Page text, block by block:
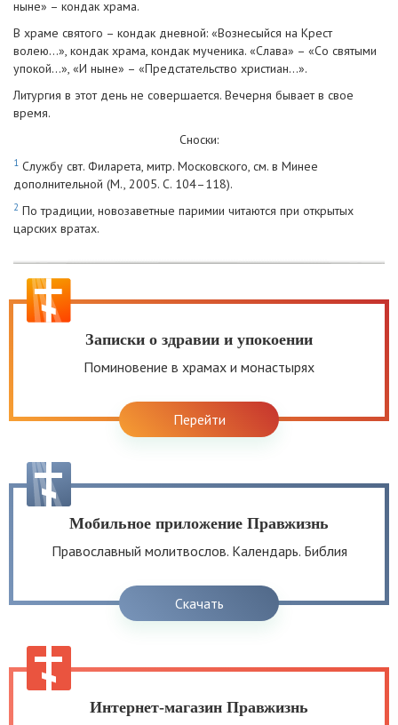
ныне» – кондак храма.
В храме святого – кондак дневной: «Вознесыйся на Крест
волею…», кондак храма, кондак мученика. «Слава» – «Со святыми
упокой…», «И ныне» – «Предстательство христиан…».
Литургия в этот день не совершается. Вечерня бывает в свое
время.
Сноски:
1 Службу свт. Филарета, митр. Московского, см. в Минее
дополнительной (М., 2005. С. 104–118).
2 По традиции, новозаветные паримии читаются при открытых
царских вратах.
Записки о здравии и упокоении
Поминовение в храмах и монастырях
Перейти
Мобильное приложение Правжизнь
Православный молитвослов. Календарь. Библия
Скачать
Интернет-магазин Правжизнь